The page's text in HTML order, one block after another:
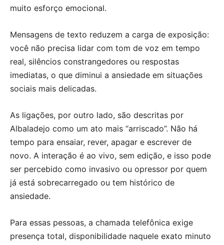
muito esforço emocional.
Mensagens de texto reduzem a carga de exposição:
você não precisa lidar com tom de voz em tempo
real, silêncios constrangedores ou respostas
imediatas, o que diminui a ansiedade em situações
sociais mais delicadas.
As ligações, por outro lado, são descritas por
Albaladejo como um ato mais “arriscado”. Não há
tempo para ensaiar, rever, apagar e escrever de
novo. A interação é ao vivo, sem edição, e isso pode
ser percebido como invasivo ou opressor por quem
já está sobrecarregado ou tem histórico de
ansiedade.
Para essas pessoas, a chamada telefônica exige
presença total, disponibilidade naquele exato minuto